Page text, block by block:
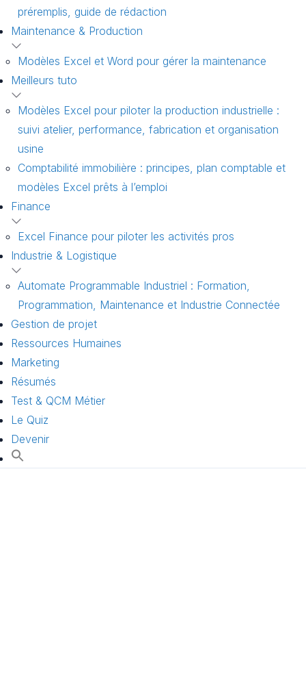
préremplis, guide de rédaction
Maintenance & Production
Modèles Excel et Word pour gérer la maintenance
Meilleurs tuto
Modèles Excel pour piloter la production industrielle :
suivi atelier, performance, fabrication et organisation
usine
Comptabilité immobilière : principes, plan comptable et
modèles Excel prêts à l’emploi
Finance
Excel Finance pour piloter les activités pros
Industrie & Logistique
Automate Programmable Industriel : Formation,
Programmation, Maintenance et Industrie Connectée
Gestion de projet
Ressources Humaines
Marketing
Résumés
Test & QCM Métier
Le Quiz
Devenir